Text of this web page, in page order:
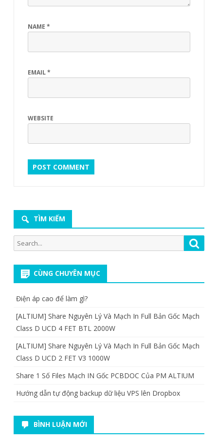
NAME *
EMAIL*
WEBSITE
TÌM KIẾM
Search
for:
CÙNG CHUYÊN MỤC
Điện áp cao để làm gì?
[ALTIUM] Share Nguyên Lý Và Mạch In Full Bản Gốc Mạch
Class D UCD 4 FET BTL 2000W
[ALTIUM] Share Nguyên Lý Và Mạch In Full Bản Gốc Mạch
Class D UCD 2 FET V3 1000W
Share 1 Số Files Mạch IN Gốc PCBDOC Của PM ALTIUM
Hướng dẫn tự động backup dữ liệu VPS lên Dropbox
BÌNH LUẬN MỚI